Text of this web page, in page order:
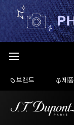
브랜드 제